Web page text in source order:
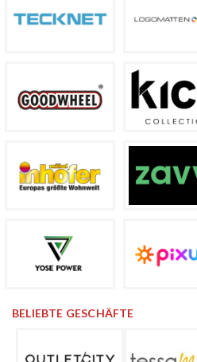
BELIEBTE GESCHÄFTE